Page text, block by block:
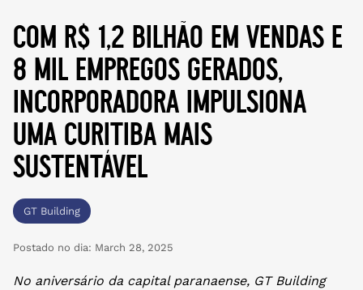
com r$ 1,2 bilhão em vendas e
8 mil empregos gerados,
incorporadora impulsiona
uma curitiba mais
sustentável
GT Building
Postado no dia: March 28, 2025
No aniversário da capital paranaense, GT Building